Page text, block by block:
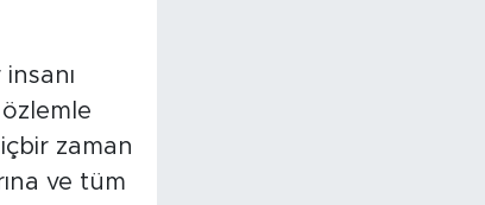
zaman
ve tüm